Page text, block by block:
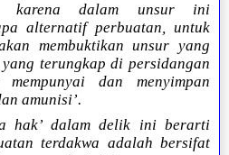
karena dalam unsur ini
alternatif perbuatan, untuk
membuktikan unsur yang
terungkap di persidangan
dan menyimpan
amunisi’.
hak’ dalam delik ini berarti
terdakwa adalah bersifat